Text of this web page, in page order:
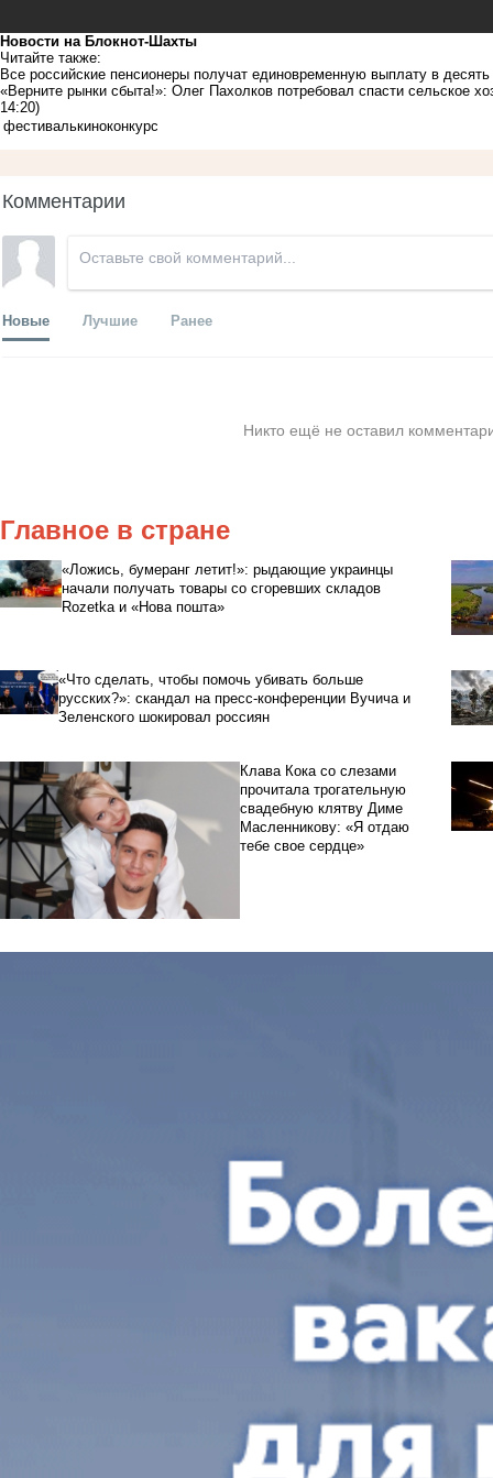
Новости на Блoкнoт-Шахты
Читайте также:
Все российские пенсионеры получат единовременную выплату в
«Верните рынки сбыта!»: Олег Пахолков потребовал спасти сельское
14:20)
фестивалькиноконкурс
Комментарии
Новые Лучшие Ранее
Никто ещё не оставил
Главное в стране
«Ложись, бумеранг летит!»: рыдающие украинцы
начали получать товары со сгоревших складов
Rozetka и «Нова пошта»
«Что сделать, чтобы помочь убивать больше
русских?»: скандал на пресс-конференции Вучича и
Зеленского шокировал россиян
Клава Кока со слезами
прочитала трогательную
свадебную клятву Диме
Масленникову: «Я отдаю
тебе свое сердце»